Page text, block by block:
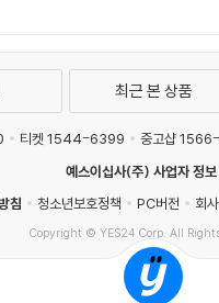
최근 본 상품
티켓 1544-6399 중고샵
예스이십사(주) 사업자 정보
침 청소년보호정책 PC버전 회
Copyright © YES24 Corp. All